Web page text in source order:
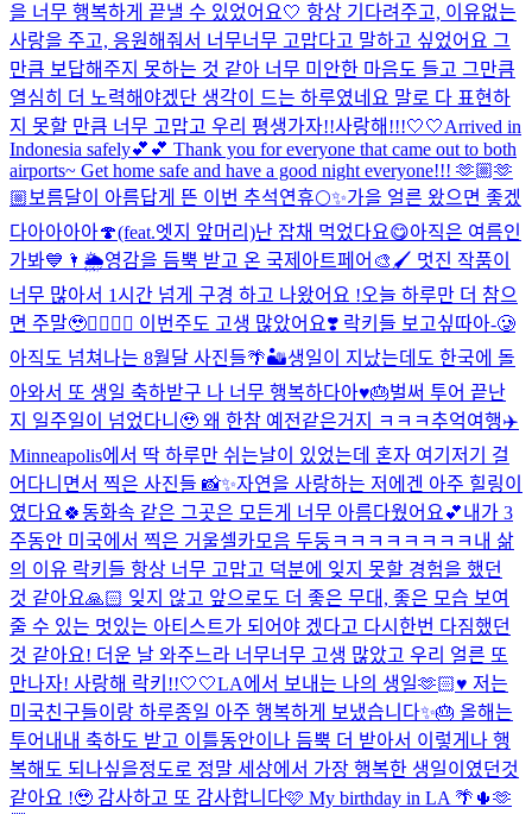
을 너무 행복하게 끝낼 수 있었어요🤍 항상 기다려주고, 이유없는
사랑을 주고, 응원해줘서 너무너무 고맙다고 말하고 싶었어요 그
만큼 보답해주지 못하는 것 같아 너무 미안한 마음도 들고 그만큼
열심히 더 노력해야겠단 생각이 드는 하루였네요 말로 다 표현하
지 못할 만큼 너무 고맙고 우리 평생가자!!사랑해!!!🤍🤍Arrived in
Indonesia safely💕💕 Thank you for everyone that came out to both
airports~ Get home safe and have a good night everyone!!! 🫶🏼🫶
🏼 보름달이 아름답게 뜬 이번 추석연휴🌕✨가을 얼른 왔으면 좋겠
다아아아아🍄(feat.엣지 앞머리)난 잡채 먹었다요😋아직은 여름인
가봐💙🌂🌦️영감을 듬뿍 받고 온 국제아트페어🎨🖌️ 멋진 작품이
너무 많아서 1시간 넘게 구경 하고 나왔어요 !오늘 하루만 더 참으
면 주말🥹❤️‍🔥❤️‍🔥 이번주도 고생 많았어요❣️ 락키들 보고싶따아-🥲
아직도 넘쳐나는 8월달 사진들🌴🏜️생일이 지났는데도 한국에 돌
아와서 또 생일 축하받구 나 너무 행복하다아♥️🎂벌써 투어 끝난
지 일주일이 넘었다니🥹 왜 한참 예전같은거지 ㅋㅋㅋ추억여행✈️
Minneapolis에서 딱 하루만 쉬는날이 있었는데 혼자 여기저기 걸
어다니면서 찍은 사진들 📸✨자연을 사랑하는 저에겐 아주 힐링이
였다요🍀동화속 같은 그곳은 모든게 너무 아름다웠어요💕내가 3
주동안 미국에서 찍은 거울셀카모음 두둥ㅋㅋㅋㅋㅋㅋㅋㅋ 내 삶
의 이유 락키들 항상 너무 고맙고 덕분에 잊지 못할 경험을 했던
것 같아요🙏🏻 잊지 않고 앞으로도 더 좋은 무대, 좋은 모습 보여
줄 수 있는 멋있는 아티스트가 되어야 겠다고 다시한번 다짐했던
것 같아요! 더운 날 와주느라 너무너무 고생 많았고 우리 얼른 또
만나자! 사랑해 락키!!🤍🤍LA에서 보내는 나의 생일🫶🏻♥️ 저는
미국친구들이랑 하루종일 아주 행복하게 보냈습니다✨🎂 올해는
투어내내 축하도 받고 이틀동안이나 듬뿍 더 받아서 이렇게나 행
복해도 되나싶을정도로 정말 세상에서 가장 행복한 생일이였던것
같아요 !🥹 감사하고 또 감사합니다🩷 My birthday in LA 🌴🌵🫶